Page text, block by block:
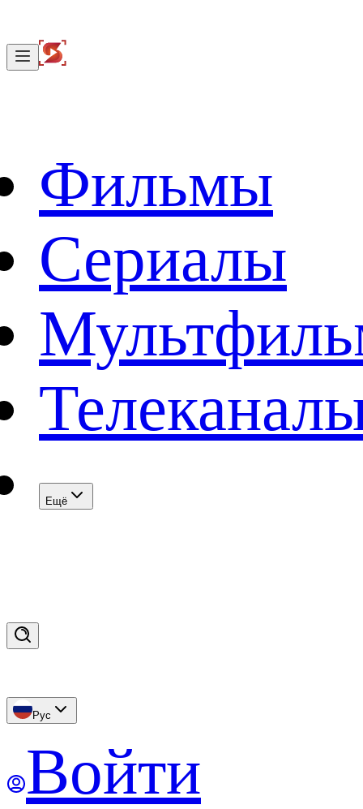
Фильмы
Сериалы
Eщё
Рус
Войти